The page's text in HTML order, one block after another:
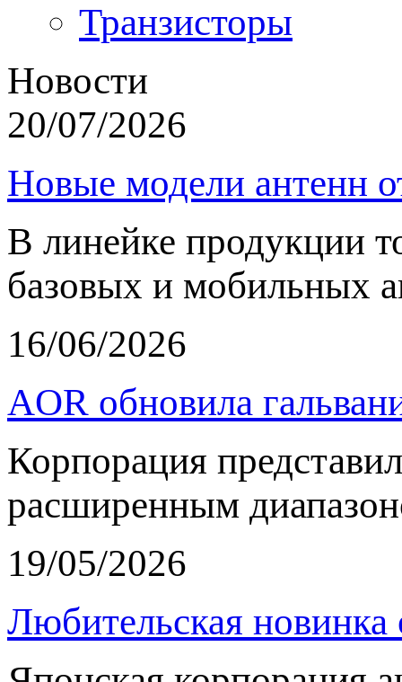
Транзисторы
Новости
20/07/2026
Новые модели антенн
В линейке продукции
базовых и мобильных
16/06/2026
AOR обновила
Корпорация
расширенным
19/05/2026
Любительская новинка